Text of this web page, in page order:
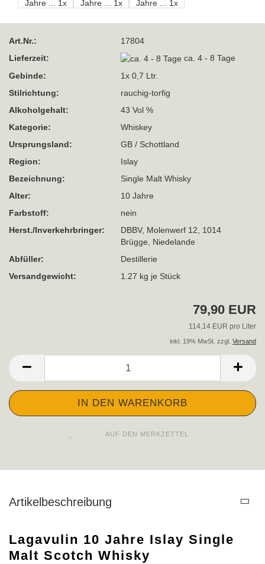
Art.Nr.:
17804
Lieferzeit:
ca. 4 - 8 Tage
Gebinde:
1x 0,7 Ltr.
Stilrichtung:
rauchig-torfig
Alkoholgehalt:
43 Vol %
Kategorie:
Whiskey
Ursprungsland:
GB / Schottland
Region:
Islay
Bezeichnung:
Single Malt Whisky
Alter:
10 Jahre
Farbstoff:
nein
Herst./Inverkehrbringer:
DBBV, Molenwerf 12, 1014
Brügge, Niedelande
Abfüller:
Destillerie
Versandgewicht:
1.27 kg je Stück
79,90 EUR
114,14 EUR pro Liter
inkl. 19% MwSt. zzgl. Versand
AUF DEN MERKZETTEL
Artikelbeschreibung
Lagavulin 10 Jahre Islay Single
Malt Scotch Whisky